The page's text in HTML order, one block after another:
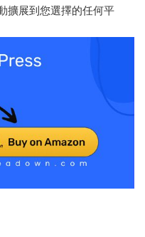
擴展到您選擇的任何平